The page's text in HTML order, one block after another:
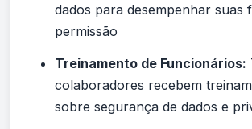
dados para desempenhar suas
permissão
Treinamento de Funcionários:
colaboradores recebem
sobre segurança de dados e